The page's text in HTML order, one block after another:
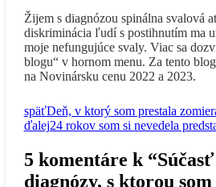
Žijem s diagnózou spinálna svalová
diskriminácia ľudí s postihnutím ma
moje nefungujúce svaly. Viac sa
blogu“ v hornom menu. Za tento
na Novinársku cenu 2022 a 2023.
späťDeň, v ktorý som prestala
ďalej24 rokov som si nevedela
5 komentáre k
diagnózy, s ktorou